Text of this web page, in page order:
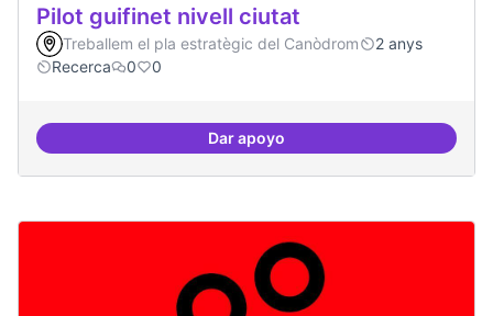
Pilot guifinet nivell ciutat
Treballem el pla estratègic del Canòdrom
2 anys
Recerca
0 0
Dar apoyoPilot guifinet nivell ciutat